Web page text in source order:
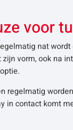
voor
nat
vorm, ook na
regelmatig
in contact komt